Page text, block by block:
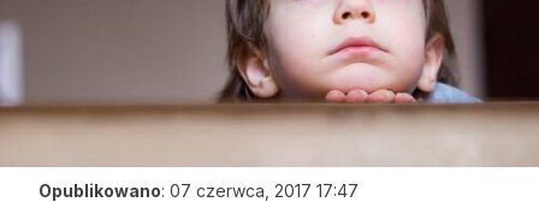
Opublikowano: 07 czerwca, 2017 17:47